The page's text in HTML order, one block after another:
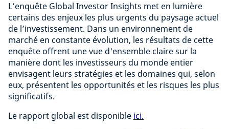
L’enquête Global Investor Insights met en lumière
certains des enjeux les plus urgents du paysage actuel
de l’investissement. Dans un environnement de
marché en constante évolution, les résultats de cette
enquête offrent une vue d'ensemble claire sur la
manière dont les investisseurs du monde entier
envisagent leurs stratégies et les domaines qui, selon
eux, présentent les opportunités et les risques les plus
significatifs.
Le rapport global est disponible ici.